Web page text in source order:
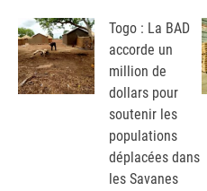
Togo : La BAD
accorde un
million de
dollars pour
soutenir les
populations
déplacées dans
les Savanes